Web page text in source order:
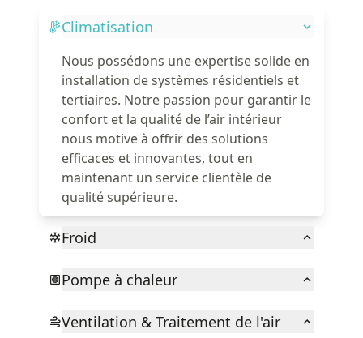
Climatisation
Nous possédons une expertise solide en
installation de systèmes résidentiels et
tertiaires. Notre passion pour garantir le
confort et la qualité de l’air intérieur
nous motive à offrir des solutions
efficaces et innovantes, tout en
maintenant un service clientèle de
qualité supérieure.
Froid
Pompe à chaleur
Ventilation & Traitement de l'air